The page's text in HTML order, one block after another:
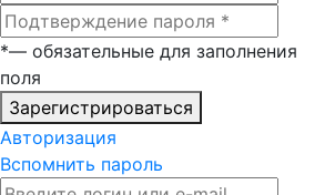
*— обязательные для заполнения
поля
Зарегистрироваться
Авторизация
Вспомнить пароль